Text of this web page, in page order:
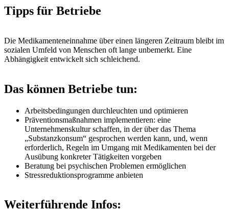
Tipps für Betriebe
Die Medikamenteneinnahme über einen längeren Zeitraum bleibt im
sozialen Umfeld von Menschen oft lange unbemerkt. Eine
Abhängigkeit entwickelt sich schleichend.
Das können Betriebe tun:
Arbeitsbedingungen durchleuchten und optimieren
Präventionsmaßnahmen implementieren: eine
Unternehmenskultur schaffen, in der über das Thema
„Substanzkonsum“ gesprochen werden kann, und, wenn
erforderlich, Regeln im Umgang mit Medikamenten bei der
Ausübung konkreter Tätigkeiten vorgeben
Beratung bei psychischen Problemen ermöglichen
Stressreduktionsprogramme anbieten
Weiterführende Infos: